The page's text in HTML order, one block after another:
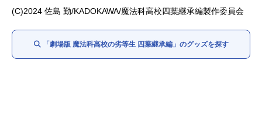
若山詩音
(C)2024 佐島 勤/KADOKAWA/魔法科高校四葉継承編製作委員会
「劇場版 魔法科高校の劣等生 四葉継承編」のグッズを探す